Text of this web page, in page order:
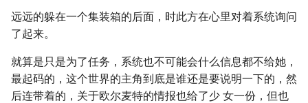
远远的躲在一个集装箱的后面，时此方在心里对着系统询问
了起来。
就算是只是为了任务，系统也不可能会什么信息都不给她，
最起码的，这个世界的主角到底是谁还是要说明一下的，然
后连带着的，关于欧尔麦特的情报也给了少 女一份，但也